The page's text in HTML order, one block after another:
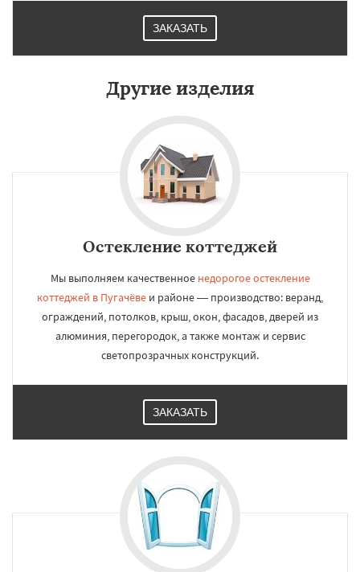
ЗАКАЗАТЬ
Другие изделия
Остекление коттеджей
Мы выполняем качественное недорогое остекление
коттеджей в Пугачёве и районе — производство: веранд,
ограждений, потолков, крыш, окон, фасадов, дверей из
алюминия, перегородок, а также монтаж и сервис
светопрозрачных конструкций.
ЗАКАЗАТЬ